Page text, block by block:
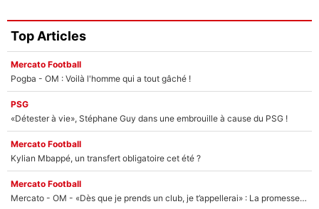
Top Articles
Mercato Football
Pogba - OM : Voilà l'homme qui a tout gâché !
PSG
«Détester à vie», Stéphane Guy dans une embrouille à cause du PSG !
Mercato Football
Kylian Mbappé, un transfert obligatoire cet été ?
Mercato Football
Mercato - OM - «Dès que je prends un club, je t’appellerai» : La promesse de Marcelino au moment de claquer la porte